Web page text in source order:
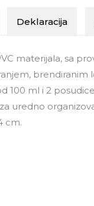
Deklaracija
materijala, sa
100 ml i 2
uredno
cm.